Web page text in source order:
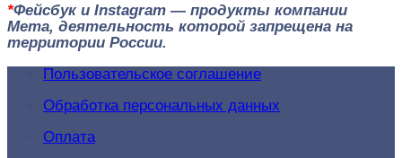
*Фейсбук и Instagram — продукты компании
Мета, деятельность которой запрещена на
территории России.
Пользовательское соглашение
Обработка персональных данных
Оплата